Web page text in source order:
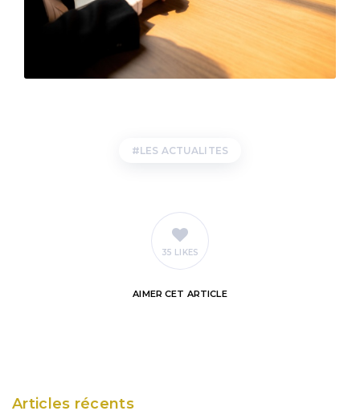
LES ACTUALITES
35 LIKES
AIMER CET ARTICLE
Articles récents